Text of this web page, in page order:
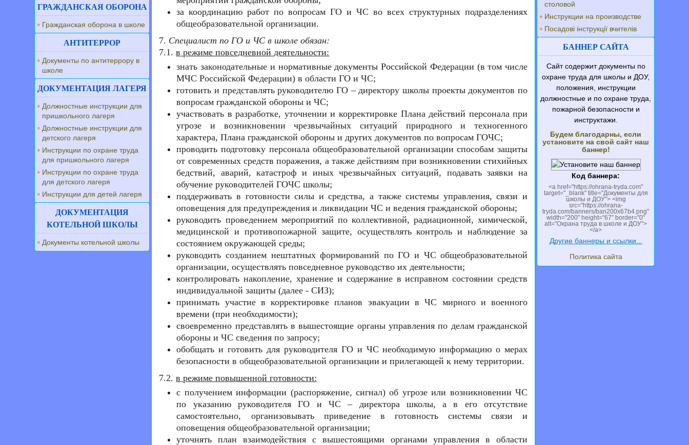
за координацию работ по вопросам ГО и ЧС во всех структурных подразделениях
общеобразовательной организации.
7. Специалист по ГО и ЧС в школе обязан:
7.1.в режиме повседневной деятельности:
знать законодательные и нормативные документы Российской Федерации (в том числе
МЧС Российской Федерации) в области ГО и ЧС;
готовить и представлять руководителю ГО – директору школы проекты документов по
вопросам гражданской обороны и ЧС;
участвовать в разработке, уточнении и корректировке Плана действий персонала при
угрозе и возникновении чрезвычайных ситуаций природного и техногенного
характера, Плана гражданской обороны и других документов по вопросам ГОЧС;
проводить подготовку персонала общеобразовательной организации способам защиты
от современных средств поражения, а также действиям при возникновении стихийных
бедствий, аварий, катастроф и иных чрезвычайных ситуаций, подавать заявки на
обучение руководителей ГОЧС школы;
поддерживать в готовности силы и средства, а также системы управления, связи и
оповещения для предупреждения и ликвидации ЧС и ведения гражданской обороны;
руководить проведением мероприятий по коллективной, радиационной, химической,
медицинской и противопожарной защите, осуществлять контроль и наблюдение за
состоянием окружающей среды;
руководить созданием нештатных формирований по ГО и ЧС общеобразовательной
организации, осуществлять повседневное руководство их деятельности;
контролировать накопление, хранение и содержание в исправном состоянии средств
индивидуальной защиты (далее - СИЗ);
принимать участие в корректировке планов эвакуации в ЧС мирного и военного
времени (при необходимости);
своевременно представлять в вышестоящие органы управления по делам гражданской
обороны и ЧС сведения по запросу;
обобщать и готовить для руководителя ГО и ЧС необходимую информацию о мерах
безопасности в общеобразовательной организации и прилегающей к нему территории.
7.2.в режиме повышенной готовности:
с получением информации (распоряжение, сигнал) об угрозе или возникновении ЧС
по указанию руководителя ГО и ЧС – директора школы, а в его отсутствие
самостоятельно, организовывать приведение в готовность системы связи и
оповещения общеобразовательной организации;
уточнять план взаимодействия с вышестоящими органами управления в области
ГРАЖДАНСКАЯ ОБОРОНА
Гражданская оборона в школе
АНТИТЕРРОР
Документы по антитеррору в
школе
ДОКУМЕНТАЦИЯ ЛАГЕРЯ
Должностные инструкции для
пришкольного лагеря
Должностные инструкции для
детского лагеря
Инструкции по охране труда
для пришкольного лагеря
Инструкции по охране труда
для детского лагеря
Инструкции для детей лагеря
ДОКУМЕНТАЦИЯ
КОТЕЛЬНОЙ ШКОЛЫ
Документы котельной школы
столовой
Инструкции на производстве
Посадові інструкції вчителів
БАННЕР САЙТА
Сайт содержит документы по
охране труда для школы и ДОУ,
положения, инструкции
должностные и по охране труда,
пожарной безопасности и
инструктажи.
Будем благодарны, если
установите на свой сайт наш
баннер!
Код баннера:
<a href="https://ohrana-tryda.com"
target="_blank" title="Документы для
школы и ДОУ"> <img
src="https://ohrana-
tryda.com/banners/ban200x67b4.png"
width="200" height="67" border="0"
alt="Охрана труда в школе и ДОУ">
</a>
Другие баннеры и ссылки...
Политика сайта